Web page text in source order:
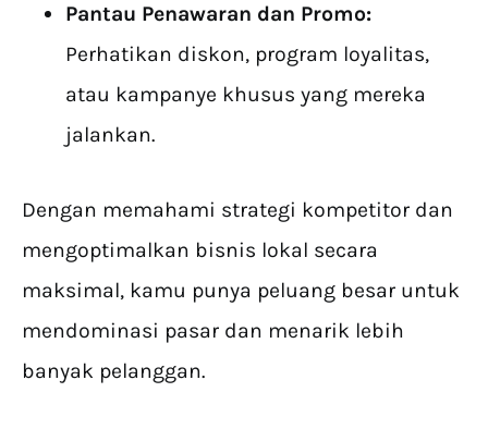
Pantau Penawaran dan Promo:
Perhatikan diskon, program loyalitas,
atau kampanye khusus yang mereka
jalankan.
Dengan memahami strategi kompetitor dan
mengoptimalkan bisnis lokal secara
maksimal, kamu punya peluang besar untuk
mendominasi pasar dan menarik lebih
banyak pelanggan.